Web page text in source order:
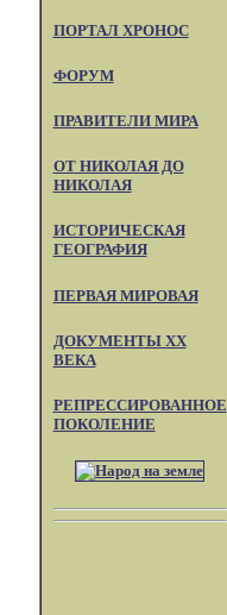
ПОРТАЛ XPOHOC
ФОРУМ
ПРАВИТЕЛИ МИРА
ОТ НИКОЛАЯ ДО
НИКОЛАЯ
ИСТОРИЧЕСКАЯ
ГЕОГРАФИЯ
ПЕРВАЯ МИРОВАЯ
ДОКУМЕНТЫ XX
ВЕКА
РЕПРЕССИРОВАННОЕ
ПОКОЛЕНИЕ